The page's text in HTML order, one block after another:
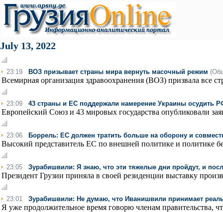
July 13, 2022
23:19 ВОЗ призывает страны мира вернуть масочный режим
Всемирная организация здравоохранения (ВОЗ) призвала все
23:09 43 страны и ЕС поддержали намерение Украины осудить
Европейский Союз и 43 мировых государства опубликовали
23:06 Боррель: ЕС должен тратить больше на оборону и
Высокий представитель ЕС по внешней политике и политике
23:05 Зурабишвили: Я знаю, что эти тяжелые дни пройдут, и
Президент Грузии приняла в своей резиденции выставку
23:01 Зурабишвили: Не думаю, что Иванишвили принимает
Я уже продолжительное время говорю членам правительства,